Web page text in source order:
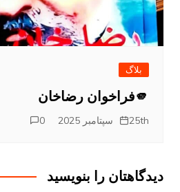
بلاگ
🫵فراخوان رضاخان
25th سپتامبر 2025 0
دیدگاهتان را بنویسید